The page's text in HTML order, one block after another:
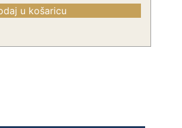
u košaricu